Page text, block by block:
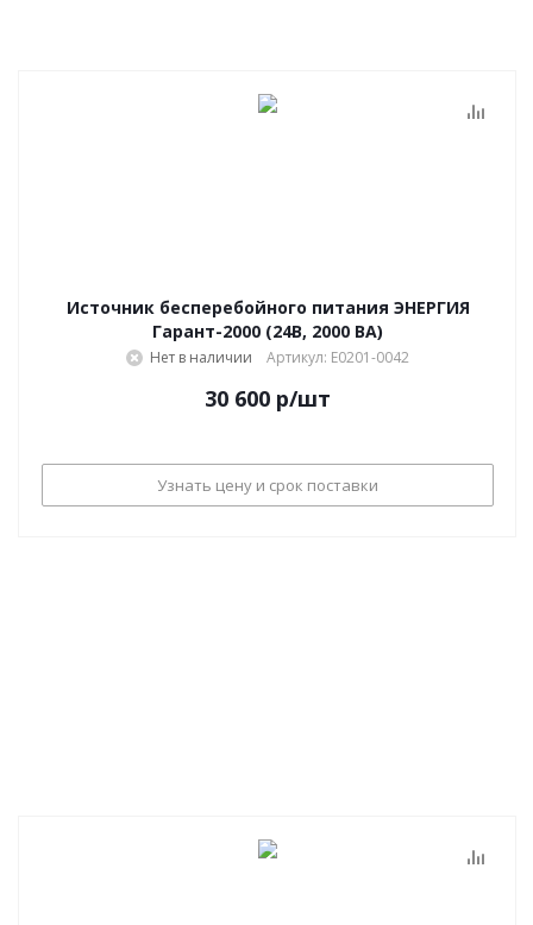
Источник бесперебойного питания ЭНЕРГИЯ
Гарант-2000 (24В, 2000 ВА)
Нет в наличии Артикул: Е0201-0042
30 600 р/шт
Узнать цену и срок поставки